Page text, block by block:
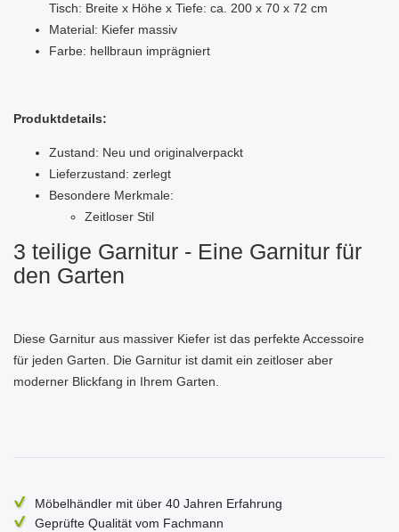
Tisch: Breite x Höhe x Tiefe: ca. 200 x 70 x 72 cm
Material: Kiefer massiv
Farbe: hellbraun imprägniert
Produktdetails:
Zustand: Neu und originalverpackt
Lieferzustand: zerlegt
Besondere Merkmale:
Zeitloser Stil
3 teilige Garnitur - Eine Garnitur für
den Garten
Diese Garnitur aus massiver Kiefer ist das perfekte Accessoire
für jeden Garten. Die Garnitur ist damit ein zeitloser aber
moderner Blickfang in Ihrem Garten.
Möbelhändler mit über 40 Jahren Erfahrung
Geprüfte Qualität vom Fachmann